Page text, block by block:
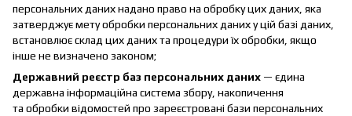
персональних даних надано право на обробку цих даних, яка
затверджує мету обробки персональних даних у цій базі даних,
встановлює склад цих даних та процедури їх обробки, якщо
інше не визначено законом;
Державний реєстр баз персональних даних — єдина
державна інформаційна система збору, накопичення
та обробки відомостей про зареєстровані бази персональних